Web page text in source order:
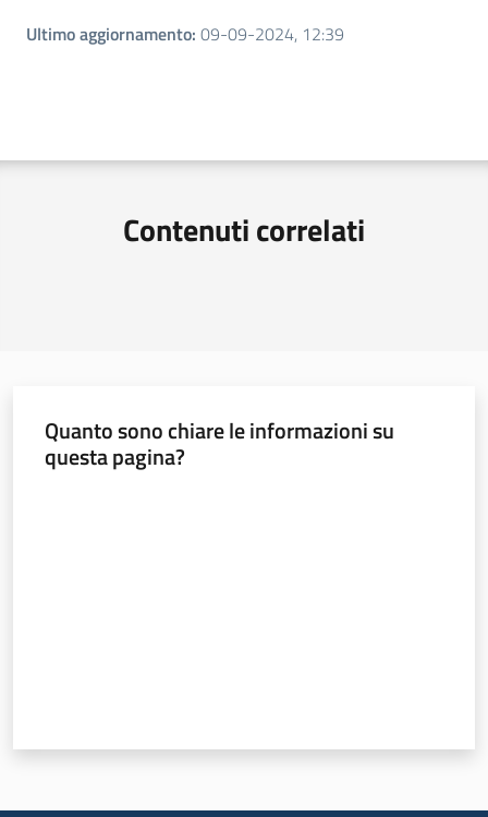
Ultimo aggiornamento: 09-09-2024, 12:39
Contenuti correlati
Quanto sono chiare le informazioni su
questa pagina?